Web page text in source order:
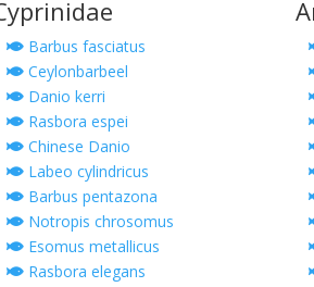
Barbus fasciatus
Ceylonbarbeel
Danio kerri
Rasbora espei
Chinese Danio
Labeo cylindricus
Barbus pentazona
Notropis chrosomus
Esomus metallicus
Rasbora elegans